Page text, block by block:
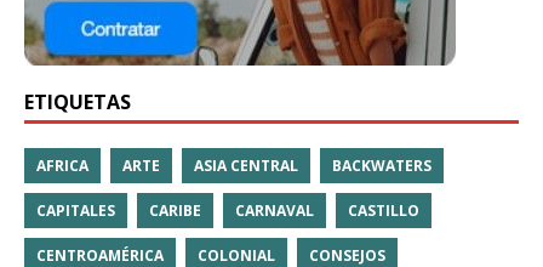
ETIQUETAS
AFRICA ARTE ASIA CENTRAL BACKWATERS
CAPITALES CARIBE CARNAVAL CASTILLO
CENTROAMÉRICA COLONIAL CONSEJOS